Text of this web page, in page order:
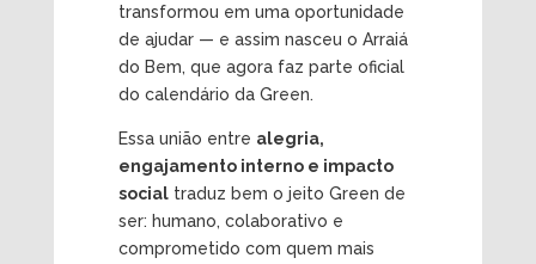
transformou em uma oportunidade
de ajudar — e assim nasceu o Arraiá
do Bem, que agora faz parte oficial
do calendário da Green.
Essa união entre alegria,
engajamento interno e impacto
socialtraduz bem o jeito Green de
ser: humano, colaborativo e
comprometido com quem mais